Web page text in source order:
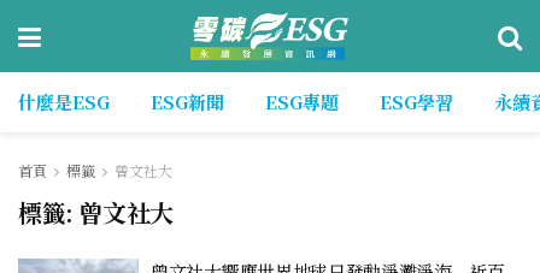
什麼是ESG ESG新聞 ESG專題 ESG學習 永續
首頁 標籤 曾文社大
標籤: 曾文社大